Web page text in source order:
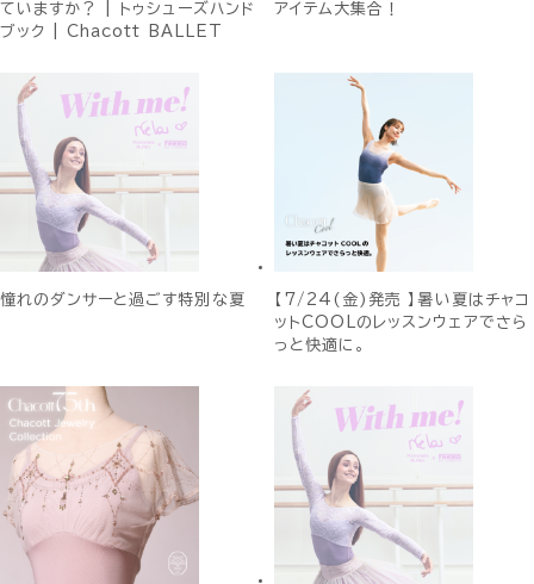
ていますか？ | トゥシューズハンド
ブック | Chacott BALLET
アイテム大集合！
憧れのダンサーと過ごす特別な夏
【7/24(金)発売 】暑い夏はチャコ
ットCOOLのレッスンウェアでさら
っと快適に。